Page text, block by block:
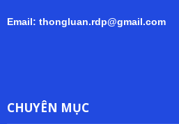
Email: thongluan.rdp@gmail.com
CHUYÊN MỤC